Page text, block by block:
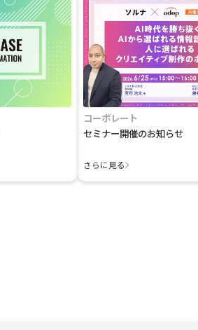
コーポレート
セミナー開催のお知らせ
さらに見る